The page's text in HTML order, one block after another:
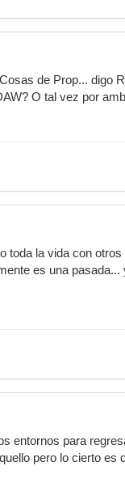
de Prop... digo
O tal vez por
toda la vida con
es una
entornos para
pero lo cierto